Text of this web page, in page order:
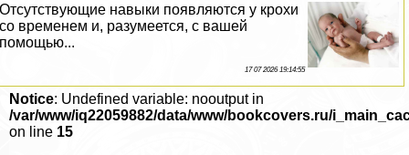
Отсутствующие навыки появляются у крохи
со временем и, разумеется, с вашей
помощью...
17 07 2026 19:14:55
Notice: Undefined variable: nooutput in
/var/www/iq22059882/data/www/bookcovers.ru/
on line 15